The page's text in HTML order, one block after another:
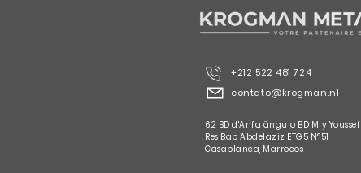
62 BD d'Anfa ângulo BD Mly Youssef
Res Bab Abdelaziz ETG5 N°51
Casablanca, Marrocos
contato@krogman.nl
+212 522 481 724